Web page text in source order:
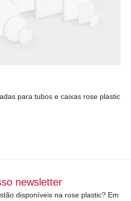
para tubos e caixas rose plastic
newsletter
disponíveis na rose plastic? Em